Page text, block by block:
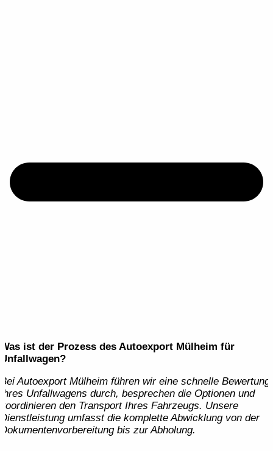
Was ist der Prozess des Autoexport Mülheim für
Unfallwagen?
Bei Autoexport Mülheim führen wir eine schnelle Bewertung
Ihres Unfallwagens durch, besprechen die Optionen und
koordinieren den Transport Ihres Fahrzeugs. Unsere
Dienstleistung umfasst die komplette Abwicklung von der
Dokumentenvorbereitung bis zur Abholung.